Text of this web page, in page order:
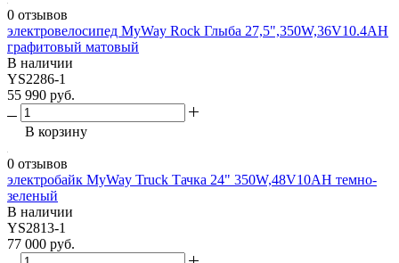
0 отзывов
электровелосипед MyWay Rock Глыба 27,5",350W,36V10.4AH
графитовый матовый
В наличии
YS2286-1
55 990 руб.
В корзину
0 отзывов
электробайк MyWay Truck Тачка 24" 350W,48V10AH темно-
зеленый
В наличии
YS2813-1
77 000 руб.